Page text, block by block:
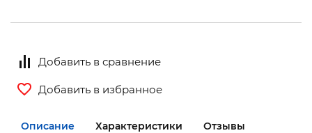
Добавить в сравнение
Добавить в избранное
Описание Характеристики Отзывы